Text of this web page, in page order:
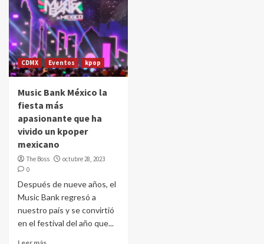
CDMX Eventos kpop
Music Bank México la
fiesta más
apasionante que ha
vivido un kpoper
mexicano
The Boss
octubre 28, 2023
0
Después de nueve años, el
Music Bank regresó a
nuestro país y se convirtió
en el festival del año que...